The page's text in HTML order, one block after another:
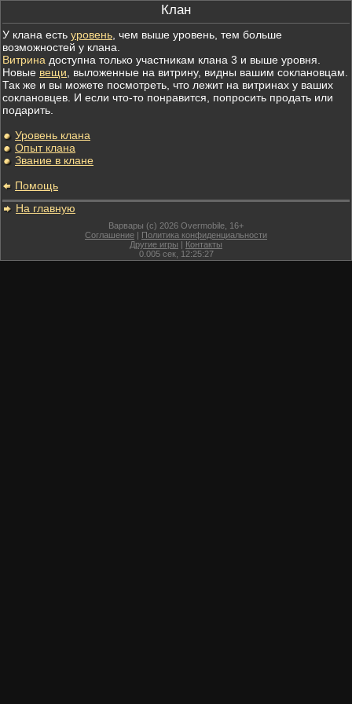
Клан
У клана есть уровень , чем выше уровень, тем больше
возможностей у клана.
Витрина доступна только участникам клана 3 и выше уровня.
Новые вещи , выложенные на витрину, видны вашим соклановцам.
Так же и вы можете посмотреть, что лежит на витринах у ваших
соклановцев. И если что-то понравится, попросить продать или
подарить.
Уровень клана
Опыт клана
Звание в клане
Помощь
На главную
Варвары (c) 2026 Overmobile, 16+
Соглашение | Политика конфиденциальности
Другие игры | Контакты
0.005сек, 12:25:27